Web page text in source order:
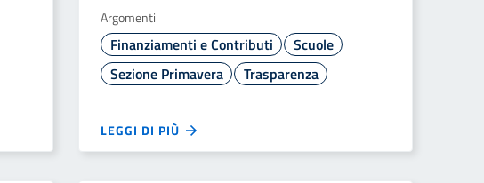
Argomenti
Finanziamenti e Contributi
Scuole
Sezione Primavera
Trasparenza
LEGGI DI PIÙ